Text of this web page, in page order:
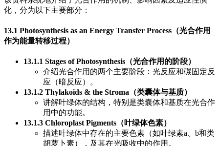
化，分为以下主要部分：
13.1 Photosynthesis as an Energy Transfer Process（光合作用
作为能量转移过程）
13.1.1 Stages of Photosynthesis（光合作用的阶段）
介绍光合作用的两个主要阶段：光反应和碳固定反
应（暗反应）。
13.1.2 Thylakoids & the Stroma（类囊体与基质）
讲解叶绿体的结构，特别是类囊体和基质在光合作
用中的功能。
13.1.3 Chloroplast Pigments（叶绿体色素）
描述叶绿体中存在的主要色素（如叶绿素a、b和类
胡萝卜素），及其在光吸收中的作用。